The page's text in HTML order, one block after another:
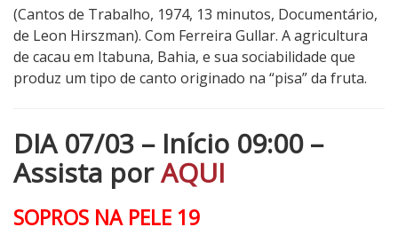
(Cantos de Trabalho, 1974, 13 minutos, Documentário,
de Leon Hirszman). Com Ferreira Gullar. A agricultura
de cacau em Itabuna, Bahia, e sua sociabilidade que
produz um tipo de canto originado na “pisa” da fruta.
DIA 07/03 – Início 09:00 –
Assista porAQUI
SOPROS NA PELE 19